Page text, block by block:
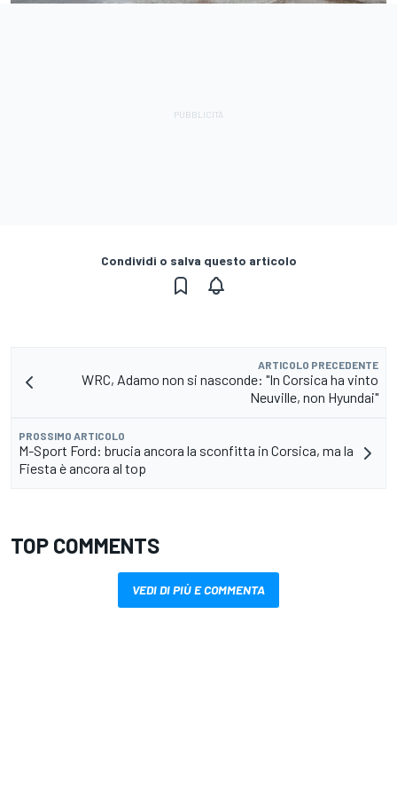
Condividi o salva questo articolo
ARTICOLO PRECEDENTE
WRC, Adamo non si nasconde: "In Corsica ha vinto
Neuville, non Hyundai"
PROSSIMO ARTICOLO
M-Sport Ford: brucia ancora la sconfitta in Corsica, ma la
Fiesta è ancora al top
TOP COMMENTS
VEDI DI PIÙ E COMMENTA